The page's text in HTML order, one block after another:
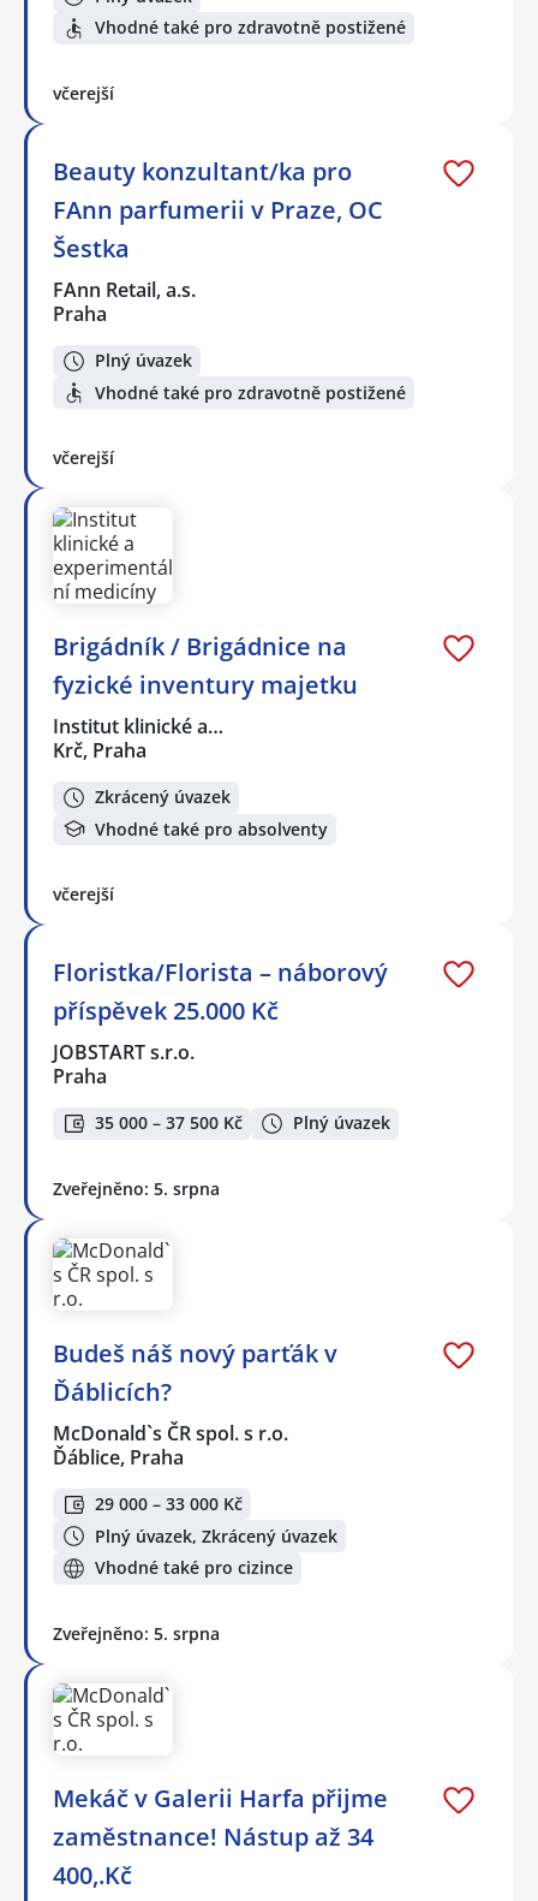
Vhodné také pro zdravotně postižené
včerejší
Beauty konzultant/ka pro
FAnn parfumerii v Praze, OC
Šestka
FAnn Retail, a.s.
Praha
Plný úvazek
Vhodné také pro zdravotně postižené
včerejší
Brigádník / Brigádnice na
fyzické inventury majetku
Institut klinické a…
Krč, Praha
Zkrácený úvazek
Vhodné také pro absolventy
včerejší
Floristka/Florista – náborový
příspěvek 25.000 Kč
JOBSTART s.r.o.
Praha
35 000 – 37 500 Kč Plný úvazek
Zveřejněno: 5. srpna
Budeš náš nový parťák v
Ďáblicích?
McDonald`s ČR spol. s r.o.
Ďáblice, Praha
29 000 – 33 000 Kč
Plný úvazek, Zkrácený úvazek
Vhodné také pro cizince
Zveřejněno: 5. srpna
Mekáč v Galerii Harfa přijme
zaměstnance! Nástup až 34
400,.Kč